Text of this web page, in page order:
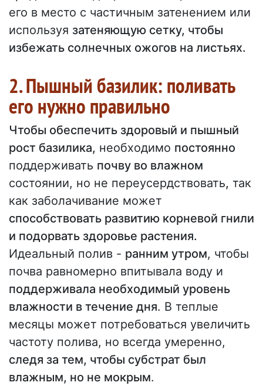
его в место с частичным затенением или
используя затеняющую сетку, чтобы
избежать солнечных ожогов на листьях.
2. Пышный базилик: поливать
его нужно правильно
Чтобы обеспечить здоровый и пышный
рост базилика, необходимо постоянно
поддерживать почву во влажном
состоянии, но не переусердствовать, так
как заболачивание может
способствовать развитию корневой гнили
и подорвать здоровье растения.
Идеальный полив - ранним утром, чтобы
почва равномерно впитывала воду и
поддерживала необходимый уровень
влажности в течение дня. В теплые
месяцы может потребоваться увеличить
частоту полива, но всегда умеренно,
следя за тем, чтобы субстрат был
влажным, но не мокрым.